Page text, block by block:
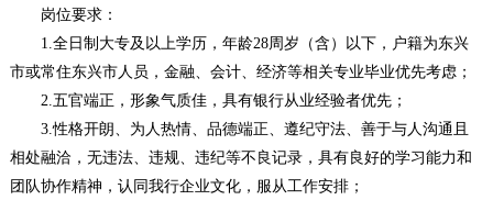
岗位要求：
1.全日制大专及以上学历，年龄28周岁（含）以下，户籍为东兴
市或常住东兴市人员，金融、会计、经济等相关专业毕业优先考虑；
2.五官端正，形象气质佳，具有银行从业经验者优先；
3.性格开朗、为人热情、品德端正、遵纪守法、善于与人沟通且
相处融洽，无违法、违规、违纪等不良记录，具有良好的学习能力和
团队协作精神，认同我行企业文化，服从工作安排；